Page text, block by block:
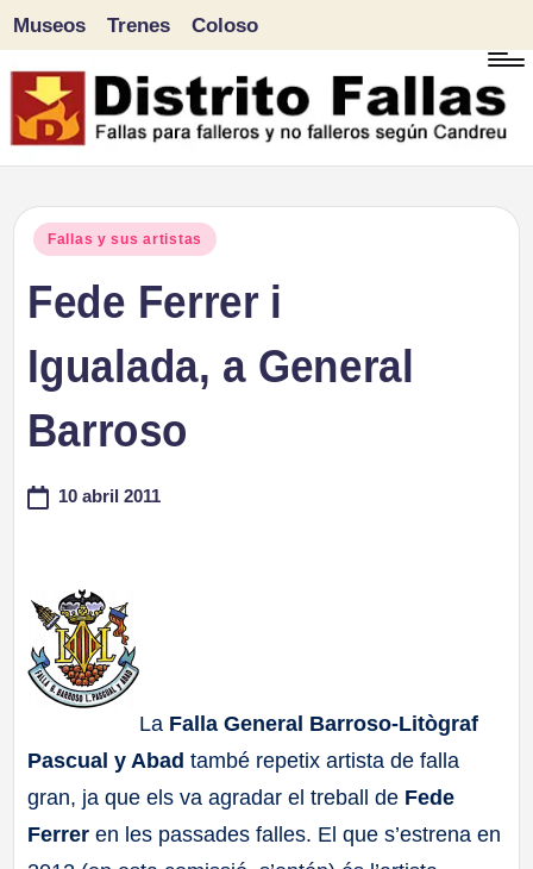
Saltar
al
Museos Trenes Coloso
Publicado
Fallas y sus artistas
Fede Ferrer i
Igualada, a General
Barroso
10 abril 2011
La Falla General Barroso-Litògraf
Pascual y Abadtambé repetix artista de falla
gran, ja que els va agradar el treball de Fede
Ferrer en les passades falles. El que s’estrena en